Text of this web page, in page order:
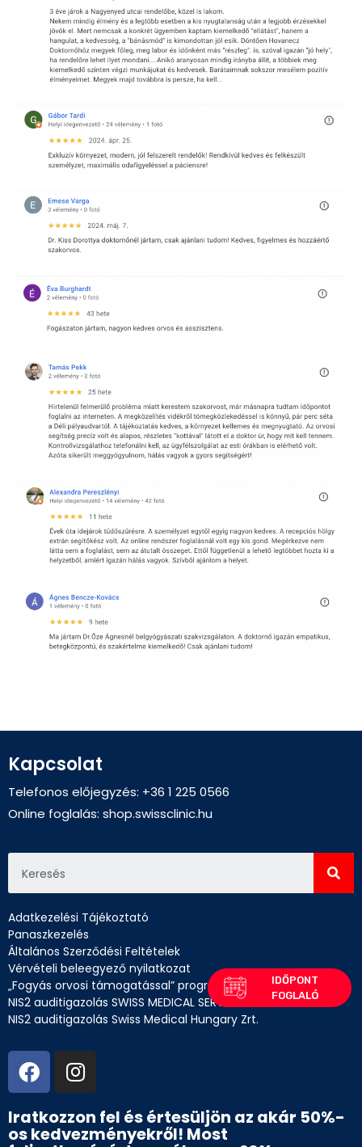
Kapcsolat
Telefonos előjegyzés: +36 1 225 0566
Online foglalás: shop.swissclinic.hu
Adatkezelési Tájékoztató
Panaszkezelés
Általános Szerződési Feltételek
Vérvételi beleegyező nyilatkozat
„Fogyás orvosi támogatással” program betegtájékoztató
NIS2 auditigazolás SWISS MEDICAL SERVICES Kft.
NIS2 auditigazolás Swiss Medical Hungary Zrt.
Iratkozzon fel és értesüljön az akár 50%-
os kedvezményekről! Most